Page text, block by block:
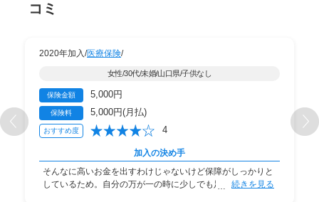
コミ
2020年加入/医療保険/
女性/30代/未婚/山口県/子供なし
保険金額 5,000円
保険料 5,000円(月払)
おすすめ度 4
加入の決め手
そんなに高いお金を出すわけじゃないけど保障がしっかりと
しているため。自分の万が一の時に少しでも足しに続きを見る